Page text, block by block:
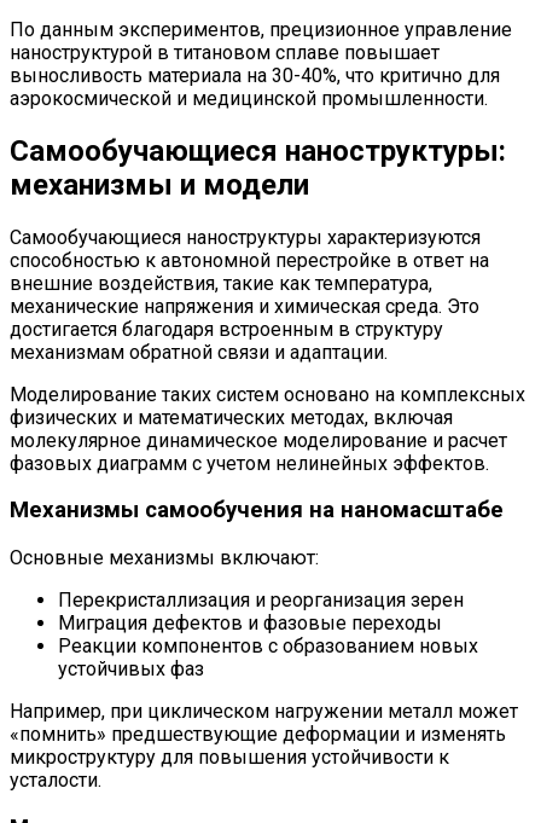
По данным экспериментов, прецизионное управление
наноструктурой в титановом сплаве повышает
выносливость материала на 30-40%, что критично для
аэрокосмической и медицинской промышленности.
Самообучающиеся наноструктуры:
механизмы и модели
Самообучающиеся наноструктуры характеризуются
способностью к автономной перестройке в ответ на
внешние воздействия, такие как температура,
механические напряжения и химическая среда. Это
достигается благодаря встроенным в структуру
механизмам обратной связи и адаптации.
Моделирование таких систем основано на комплексных
физических и математических методах, включая
молекулярное динамическое моделирование и расчет
фазовых диаграмм с учетом нелинейных эффектов.
Механизмы самообучения на наномасштабе
Основные механизмы включают:
Перекристаллизация и реорганизация зерен
Миграция дефектов и фазовые переходы
Реакции компонентов с образованием новых
устойчивых фаз
Например, при циклическом нагружении металл может
«помнить» предшествующие деформации и изменять
микроструктуру для повышения устойчивости к
усталости.